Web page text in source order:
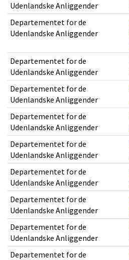
Udenlandske Anliggender
Departementet for de
Udenlandske Anliggender
Departementet for de
Udenlandske Anliggender
Departementet for de
Udenlandske Anliggender
Departementet for de
Udenlandske Anliggender
Departementet for de
Udenlandske Anliggender
Departementet for de
Udenlandske Anliggender
Departementet for de
Udenlandske Anliggender
Departementet for de
Udenlandske Anliggender
Departementet for de